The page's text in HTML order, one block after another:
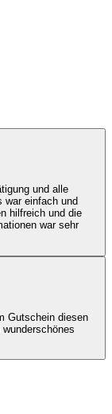
und alle
war einfach und
hilfreich und die
war sehr
Gutschein diesen